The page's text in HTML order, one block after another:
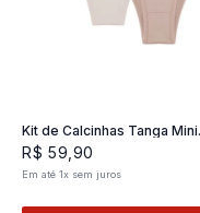
Kit de Calcinhas Tanga Mini
Classic 02- 2 und
R$ 59 90
Em até1x sem juros